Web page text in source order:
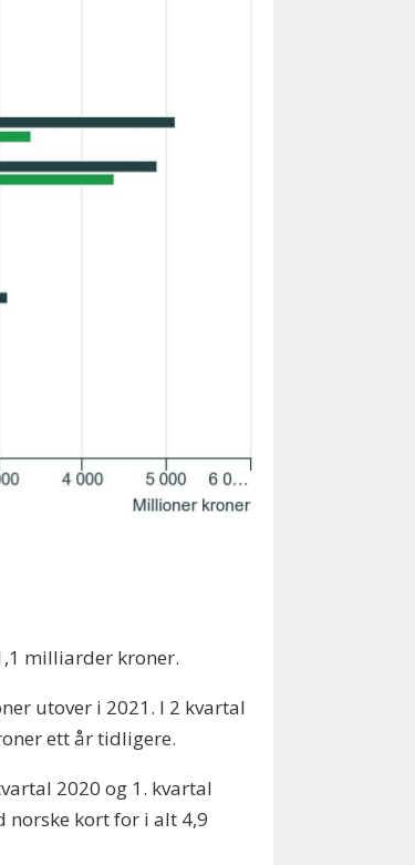
milliarder kroner.
utover i 2021. I 2 kvartal
ett år tidligere.
2020 og 1. kvartal
norske kort for i alt 4,9